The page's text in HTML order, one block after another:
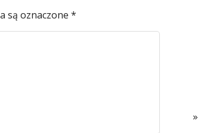
są oznaczone *